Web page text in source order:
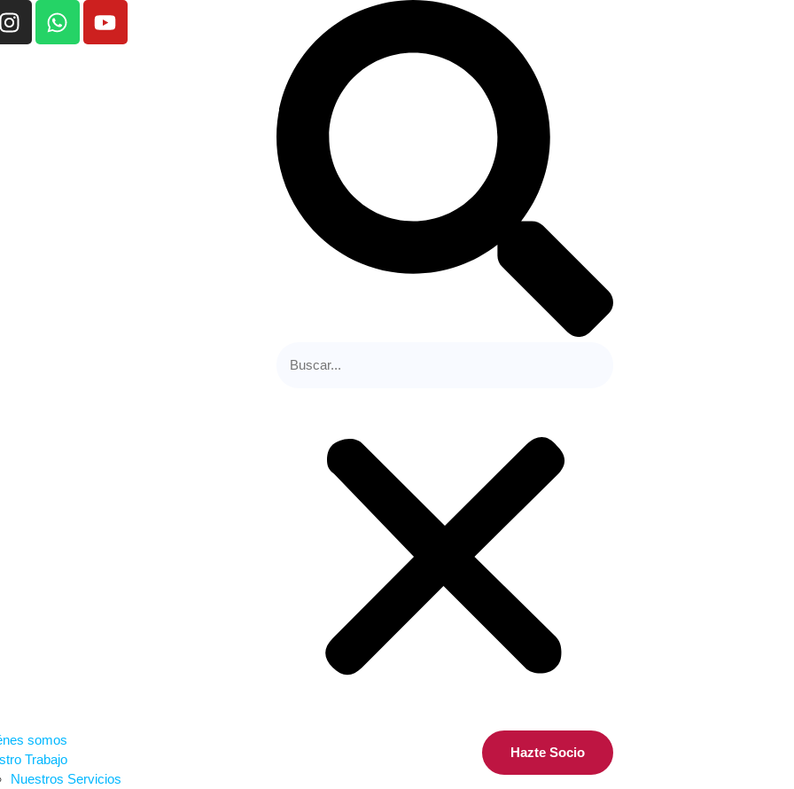
somos
Trabajo
Nuestros Servicios
Hazte Socio